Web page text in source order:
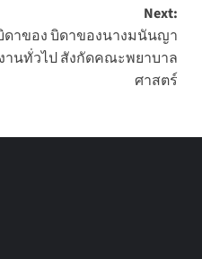
Next:
าของ บิดาของนางมนันญา
านทั่วไป สังกัดคณะพยาบาล
ศาสตร์